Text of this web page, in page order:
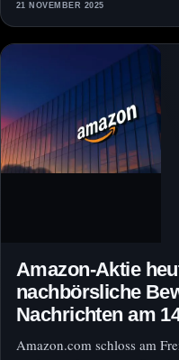
21 NOVEMBER 2025
Amazon-Aktie
nachbörsliche
Nachrichten am
Amazon.com schloss am